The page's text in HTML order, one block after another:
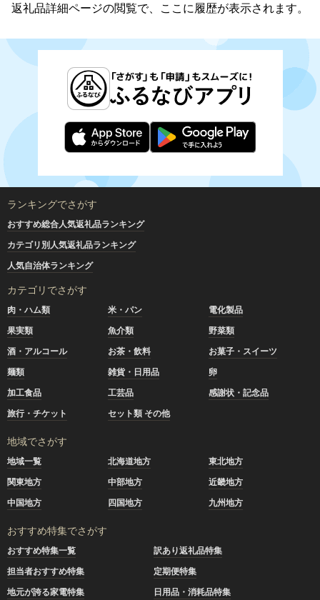
返礼品詳細ページの閲覧で、ここに履歴が表示されます。
ランキングでさがす
おすすめ総合人気返礼品ランキング
カテゴリ別人気返礼品ランキング
人気自治体ランキング
カテゴリでさがす
肉・ハム類 米・パン
電化製品
果実類
魚介類
野菜類
酒・アルコール
お茶・飲料
お菓子・スイーツ
麺類
雑貨・日用品
卵
加工食品
工芸品
感謝状・記念品
旅行・チケット
セット類 その他
地域でさがす
地域一覧 北海道地方
東北地方
関東地方
中部地方
近畿地方
中国地方
四国地方 九州地方
おすすめ特集でさがす
おすすめ特集一覧
訳あり返礼品特集
担当者おすすめ特集
定期便特集
地元が誇る家電特集
日用品・消耗品特集